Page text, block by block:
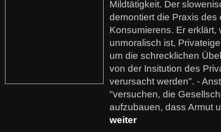
Mildtätigkeit. Der
demontiert die Praxis des
Konsumierens. Er erklärt,
unmoralisch ist,
um die schrecklichen
von der Insitution des
verursacht werden". -
"versuchen, die
aufzubauen, dass Armut
weiter